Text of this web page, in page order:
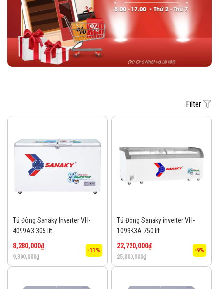
Filter
Tủ Đông Sanaky Inverter VH-
4099A3 305 lít
9,300,000₫
8,280,000₫
-11%
Tủ Đông Sanaky inverter VH-
1099K3A 750 lít
25,000,000₫
22,720,000₫
-9%